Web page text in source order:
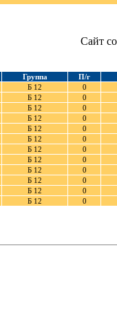
Группа
П/г
Б 12
0
Б 12
0
Б 12
0
Б 12
0
Б 12
0
Б 12
0
Б 12
0
Б 12
0
Б 12
0
Б 12
0
Б 12
0
Б 12 0
Сайт